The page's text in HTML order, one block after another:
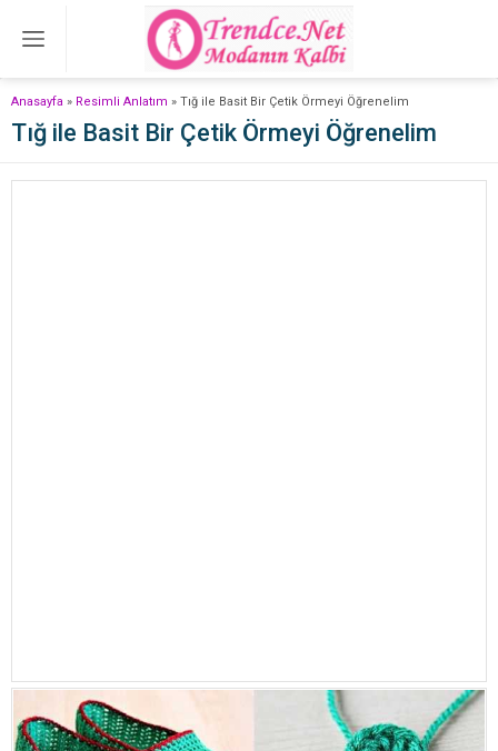
Anasayfa » Resimli Anlatım » Tığ ile Basit Bir Çetik Örmeyi Öğrenelim
Tığ ile Basit Bir Çetik Örmeyi Öğrenelim